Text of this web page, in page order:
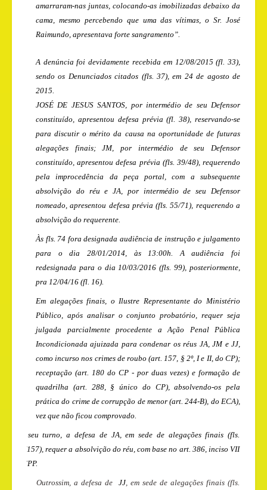
amarraram-nas juntas, colocando-as imobilizadas debaixo da
cama, mesmo percebendo que uma das vítimas, o Sr. José
Raimundo, apresentava forte sangramento”.
A denúncia foi devidamente recebida em 12/08/2015 (fl. 33),
sendo os Denunciados citados (fls. 37), em 24 de agosto de
2015.
JOSÉ DE JESUS SANTOS, por intermédio de seu Defensor
constituído, apresentou defesa prévia (fl. 38), reservando-se
para discutir o mérito da causa na oportunidade de futuras
alegações finais; JM, por intermédio de seu Defensor
constituído, apresentou defesa prévia (fls. 39/48), requerendo
pela improcedência da peça portal, com a subsequente
absolvição do réu e JA, por intermédio de seu Defensor
nomeado, apresentou defesa prévia (fls. 55/71), requerendo a
absolvição do requerente.
Às fls. 74 fora designada audiência de instrução e julgamento
para o dia 28/01/2014, às 13:00h. A audiência foi
redesignada para o dia 10/03/2016 (fls. 99), posteriormente,
pra 12/04/16 (fl. 16).
Em alegações finais, o Ilustre Representante do Ministério
Público, após analisar o conjunto probatório, requer seja
julgada parcialmente procedente a Ação Penal Pública
Incondicionada ajuizada para condenar os réus JA, JM e JJ,
como incurso nos crimes de roubo (art. 157, § 2º, I e II, do CP);
receptação (art. 180 do CP - por duas vezes) e formação de
quadrilha (art. 288, § único do CP), absolvendo-os pela
prática do crime de corrupção de menor (art. 244-B), do ECA),
vez que não ficou comprovado.
Por seu turno, a defesa de JA , em sede de alegações finais (fls.
146/157), requer a absolvição do réu, com base no art. 386, inciso VII
do CPP.
Outrossim, a defesa de JJ, em sede de alegações finais (fls.